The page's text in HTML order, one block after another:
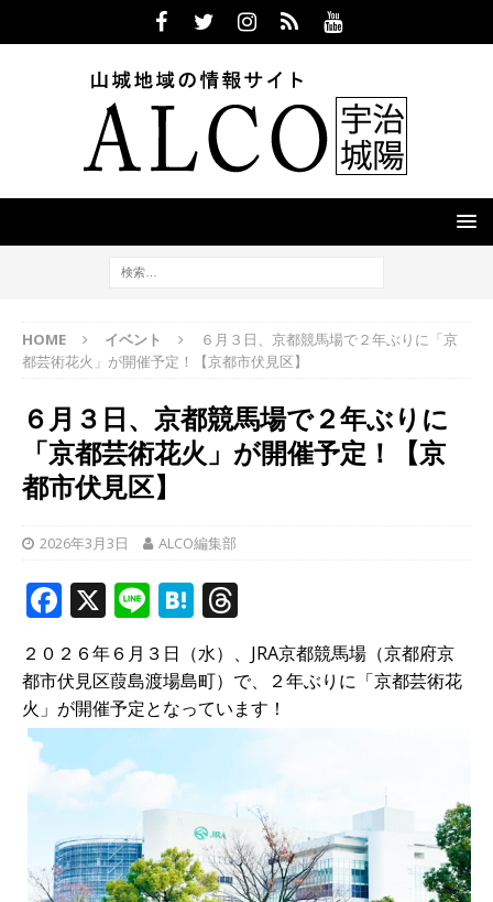
HOME イベント
６月３日、京都競馬場で２年ぶりに「京
都芸術花火」が開催予定！【京都市伏見区】
６月３日、京都競馬場で２年ぶりに
「京都芸術花火」が開催予定！【京
都市伏見区】
2026年3月3日 ALCO編集部
F
a
c
e
b
o
o
k
X Li
n
e
H
at
e
n
a
h
r
e
a
d
s
２０２６年６月３日（水）、JRA京都競馬場（京都府京
都市伏見区葭島渡場島町）で、２年ぶりに「京都芸術花
火」が開催予定となっています！